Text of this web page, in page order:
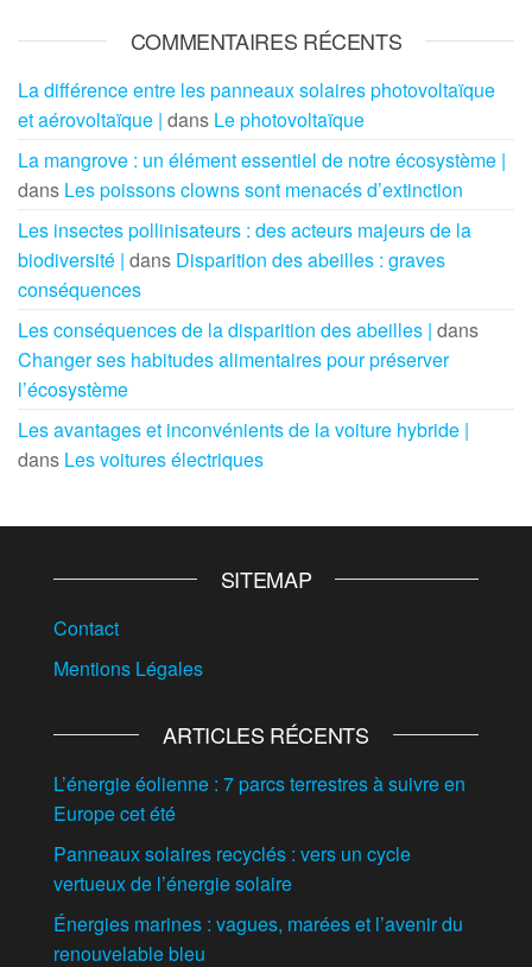
COMMENTAIRES RÉCENTS
La différence entre les panneaux solaires photovoltaïque
et aérovoltaïque | dans Le photovoltaïque
La mangrove : un élément essentiel de notre écosystème |
dans Les poissons clowns sont menacés d’extinction
Les insectes pollinisateurs : des acteurs majeurs de la
biodiversité | dans Disparition des abeilles : graves
conséquences
Les conséquences de la disparition des abeilles | dans
Changer ses habitudes alimentaires pour préserver
l’écosystème
Les avantages et inconvénients de la voiture hybride |
dans Les voitures électriques
SITEMAP
Contact
Mentions Légales
ARTICLES RÉCENTS
L’énergie éolienne : 7 parcs terrestres à suivre en
Europe cet été
Panneaux solaires recyclés : vers un cycle
vertueux de l’énergie solaire
Énergies marines : vagues, marées et l’avenir du
renouvelable bleu